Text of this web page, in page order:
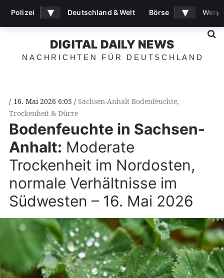
DIGITAL DAILY NEWS
NACHRICHTEN FÜR DEUTSCHLAND
16. Mai 2026 6:05 Sachsen-Anhalt Bodenfeuchte,
Trockenheit & Dürre
Bodenfeuchte in Sachsen-
Anhalt: Moderate
Trockenheit im Nordosten,
normale Verhältnisse im
Südwesten – 16. Mai 2026
Polizei ▾ Deutschland & Welt Börse ▾ ›